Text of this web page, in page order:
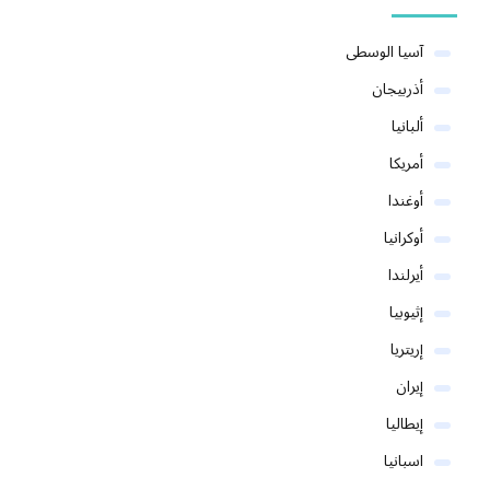
آسيا الوسطى
أذربيجان
ألبانيا
أمريكا
أوغندا
أوكرانيا
أيرلندا
إثيوبيا
إريتريا
إيران
إيطاليا
اسبانيا